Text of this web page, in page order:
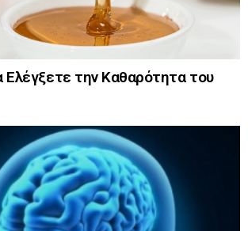
Ελέγξετε την Καθαρότητα του